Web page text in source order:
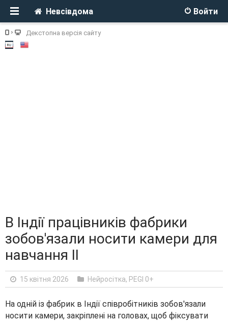
Войти
Невсівдома
Декстопна версія сайту
В Індії працівників фабрики
зобов'язали носити камери для
навчання ІІ
15 квітня 2026 Нейросітка, PEGI 0+
На одній із фабрик в Індії співробітників зобов'язали
носити камери, закріплені на головах, щоб фіксувати